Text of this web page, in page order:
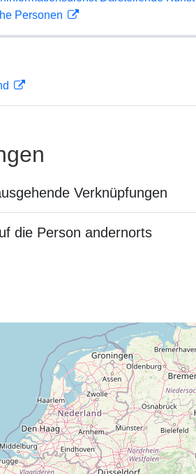
Personen
Verknüpfungen
die Person andernorts